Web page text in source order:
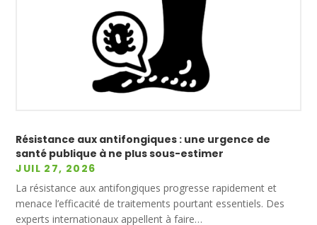
Résistance aux antifongiques : une urgence de
santé publique à ne plus sous-estimer
JUIL 27, 2026
La résistance aux antifongiques progresse rapidement et
menace l’efficacité de traitements pourtant essentiels. Des
experts internationaux appellent à faire…